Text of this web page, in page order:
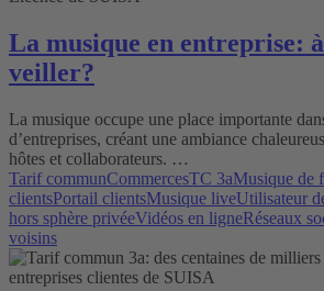
La musique en entreprise:
veiller?
La musique occupe une place importante
d’entreprises, créant une ambiance
hôtes et collaborateurs. …
Tarif communCommercesTC 3aMusique de
clientsPortail clientsMusique liveUtilisateur
hors sphère privéeVidéos en ligneRéseaux
voisins